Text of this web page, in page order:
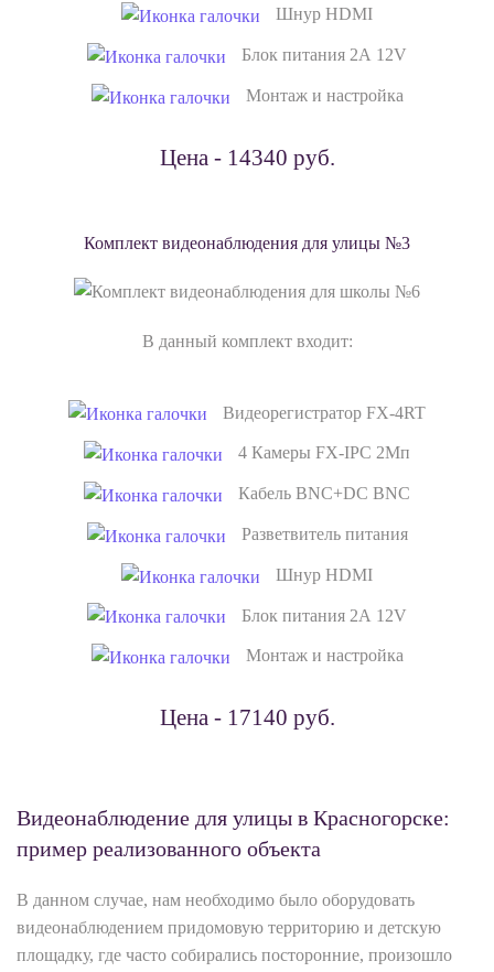
Шнур HDMI
Блок питания 2А 12V
Монтаж и настройка
Цена - 14340 руб.
Комплект видеонаблюдения для улицы №3
В данный комплект входит:
Видеорегистратор FX-4RT
4 Камеры FX-IPC 2Мп
Кабель BNC+DC BNC
Разветвитель питания
Шнур HDMI
Блок питания 2А 12V
Монтаж и настройка
Цена - 17140 руб.
Видеонаблюдение для улицы в Красногорске:
пример реализованного объекта
В данном случае, нам необходимо было оборудовать
видеонаблюдением придомовую территорию и детскую
площадку, где часто собирались посторонние, произошло